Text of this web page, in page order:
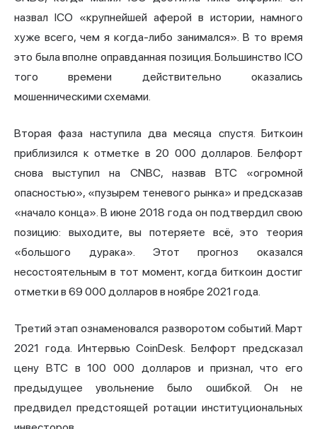
назвал ICO «крупнейшей аферой в истории, намного
хуже всего, чем я когда-либо занимался». В то время
это была вполне оправданная позиция. Большинство ICO
того времени действительно оказались
мошенническими схемами.
Вторая фаза наступила два месяца спустя. Биткоин
приблизился к отметке в 20 000 долларов. Белфорт
снова выступил на CNBC, назвав BTC «огромной
опасностью», «пузырем теневого рынка» и предсказав
«начало конца». В июне 2018 года он подтвердил свою
позицию: выходите, вы потеряете всё, это теория
«большого дурака». Этот прогноз оказался
несостоятельным в тот момент, когда биткоин достиг
отметки в 69 000 долларов в ноябре 2021 года.
Третий этап ознаменовался разворотом событий. Март
2021 года. Интервью CoinDesk. Белфорт предсказал
цену BTC в 100 000 долларов и признал, что его
предыдущее увольнение было ошибкой. Он не
предвидел предстоящей ротации институциональных